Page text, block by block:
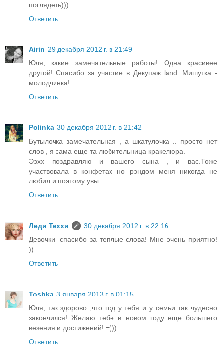
поглядеть)))
Ответить
Airin 29 декабря 2012 г. в 21:49
Юля, какие замечательные работы! Одна красивее
другой! Спасибо за участие в Декупаж land. Мишутка -
молодчинка!
Ответить
Polinka 30 декабря 2012 г. в 21:42
Бутылочка замечательная , а шкатулочка .. просто нет
слов , я сама еще та любительница кракелюра.
Ээхх поздравляю и вашего сына , и вас.Тоже
участвовала в конфетах но рэндом меня никогда не
любил и поэтому увы
Ответить
Леди Теххи
30 декабря 2012 г. в 22:16
Девочки, спасибо за теплые слова! Мне очень приятно!
))
Ответить
Toshka 3 января 2013 г. в 01:15
Юля, так здорово ,что год у тебя и у семьи так чудесно
закончился! Желаю тебе в новом году еще большего
везения и достижений! =)))
Ответить